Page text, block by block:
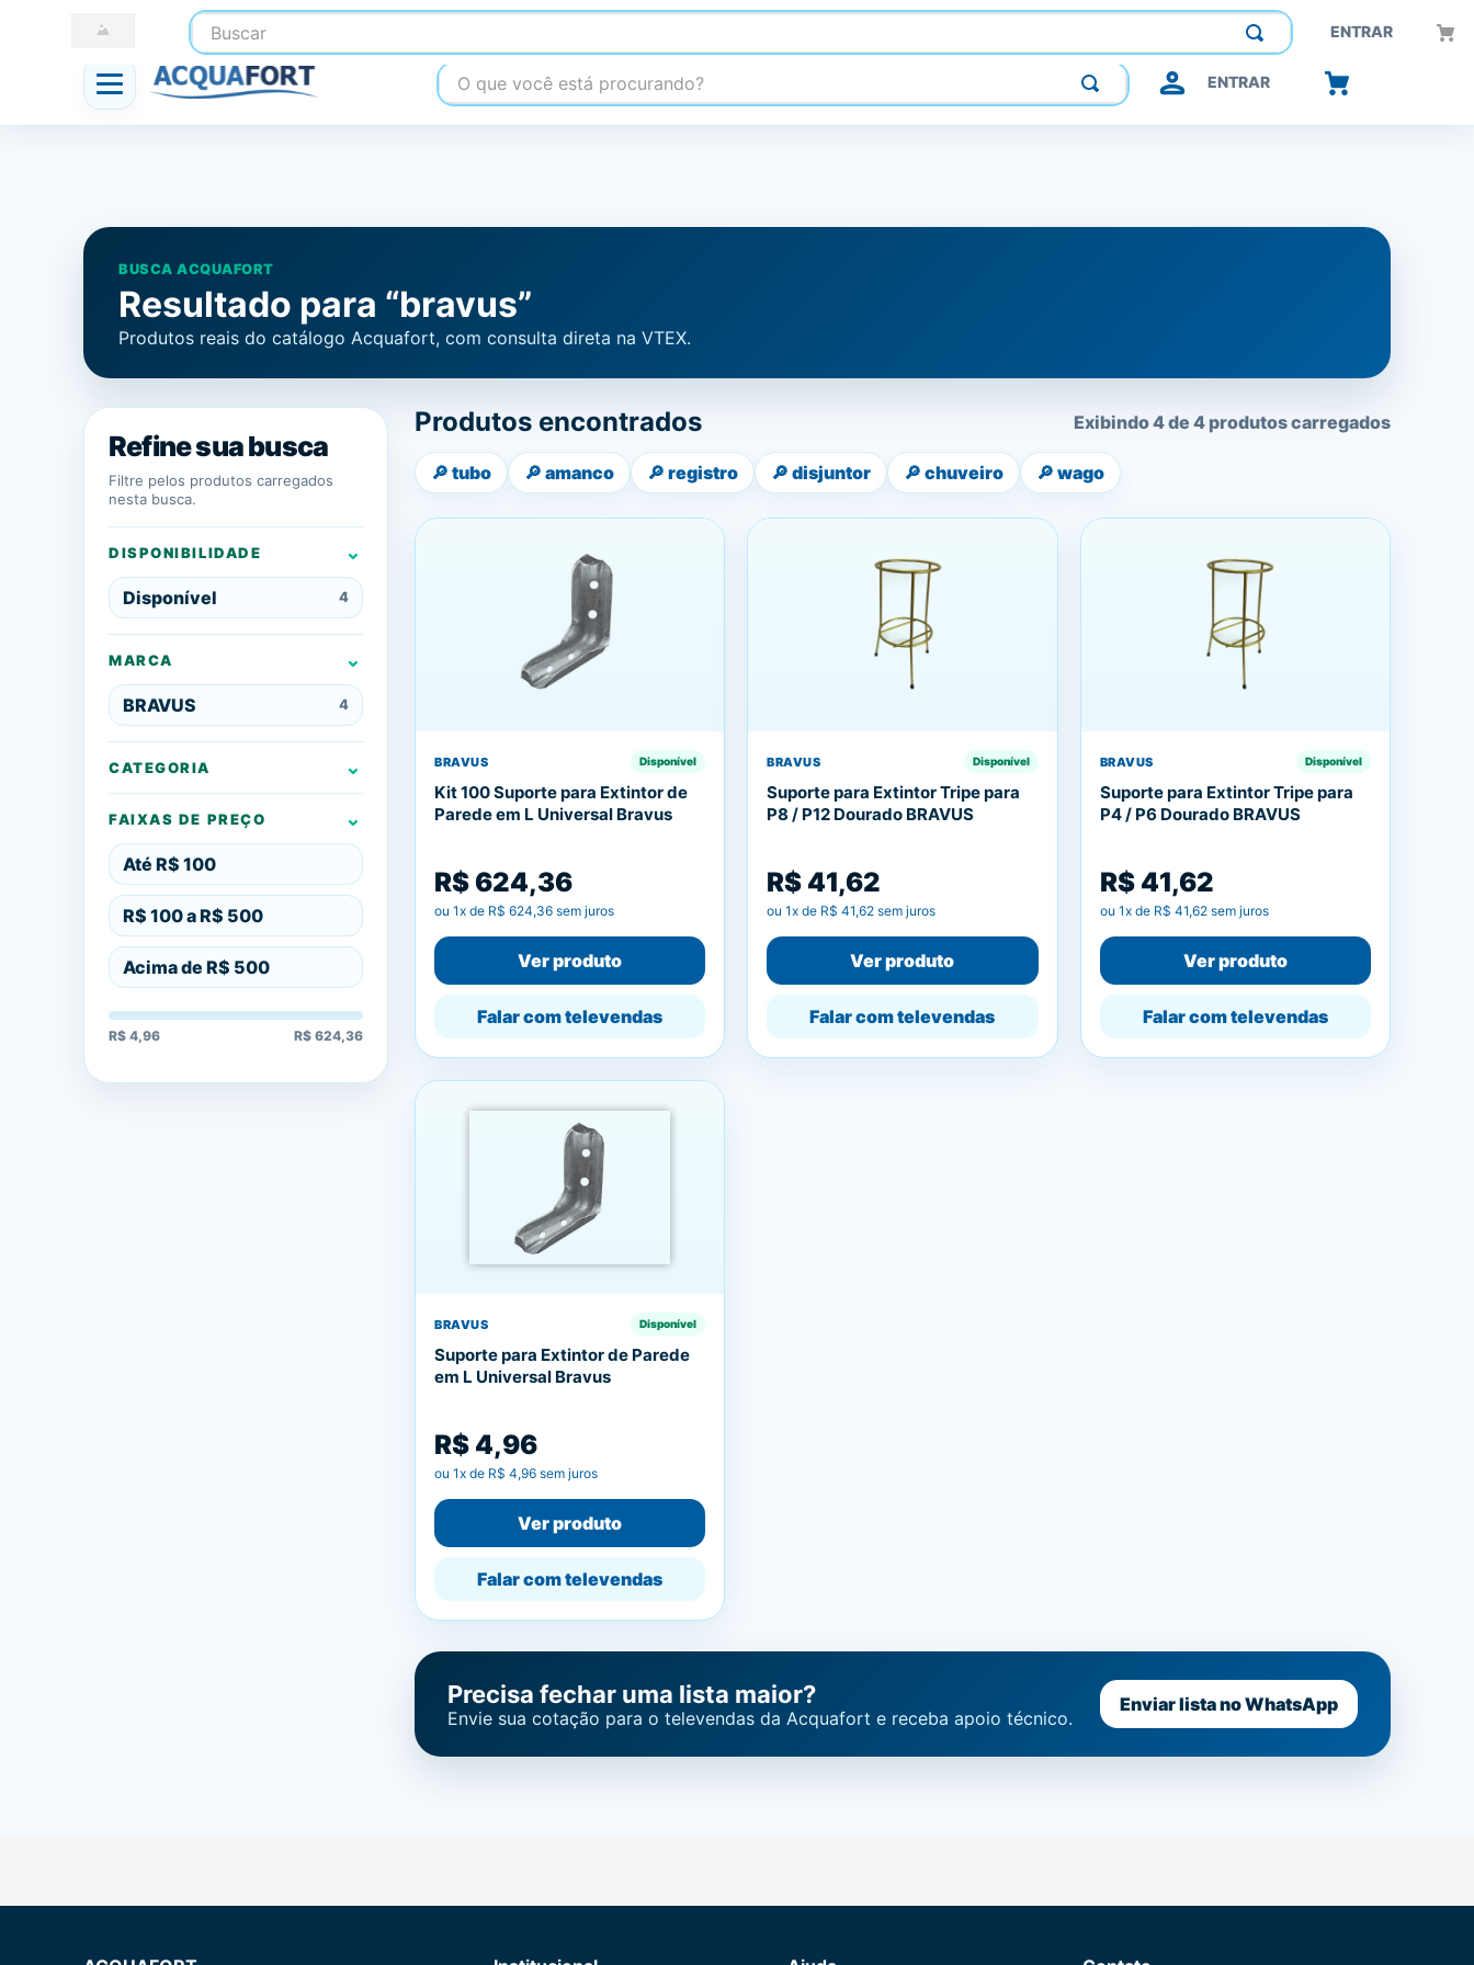
Buscar ENTRAR
☎ (41) 3247-1199 Construindo confiança, inovando o futuro.
O que você está procurando? ENTRAR
BUSCA ACQUAFORT
Resultado para “bravus”
Produtos reais do catálogo Acquafort, com consulta direta na VTEX.
Refine sua busca
Filtre pelos produtos carregados
nesta busca.
DISPONIBILIDADE
Disponível 4
MARCA
BRAVUS 4
CATEGORIA
FAIXAS DE PREÇO
Até R$ 100
R$ 100 a R$ 500
Acima de R$ 500
R$ 4,96 R$ 624,36
Produtos encontrados Exibindo 4 de 4 produtos carregados
🔎 tubo 🔎 amanco 🔎 registro 🔎 disjuntor 🔎 chuveiro 🔎 wago
BRAVUS Disponível
Kit 100 Suporte para Extintor de
Parede em L Universal Bravus
R$ 624,36
ou 1x de R$ 624,36 sem juros
Ver produto
Falar com televendas
BRAVUS Disponível
Suporte para Extintor Tripe para
P8 / P12 Dourado BRAVUS
R$ 41,62
ou1x de R$ 41,62 sem juros
Ver produto
Falar com televendas
BRAVUS Disponível
Suporte para Extintor Tripe para
P4 / P6 Dourado BRAVUS
R$ 41,62
ou 1x de R$ 41,62sem juros
Ver produto
Falar com televendas
BRAVUS Disponível
Suporte para Extintor de Parede
em L Universal Bravus
R$ 4,96
ou 1x de R$ 4,96 sem juros
Ver produto
Falar com televendas
Precisa fechar uma lista maior?
Envie sua cotação para o televendas da Acquafort e receba apoio técnico.
Enviar lista no WhatsApp